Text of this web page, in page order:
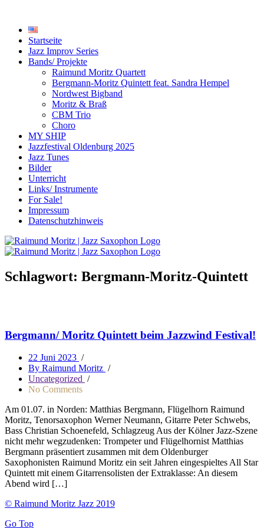
Startseite
Jazz Improv Series
Bands/ Projekte
Raimund Moritz Quartett
Bergmann-Moritz Quintett feat. Sandra Hempel
Nordwest Bigband
Moritz & Braß
CBM Trio
Choro
MY SHIP
Jazzfestival Oldenburg 2025
Jazz Tunes
Bilder
Unterricht
Links/ Instrumente
For Sale!
Impressum
Datenschutzhinweis
Schlagwort: Bergmann-Moritz-Quintett
Bergmann/ Moritz Quintett beim Jazzwind Festival!
22 Juni 2023 /
By Raimund Moritz /
Uncategorized /
No Comments
Am 01.07. in Norden: Matthias Bergmann, Flügelhorn Raimund
Moritz, Tenorsaxophon Werner Neumann, Gitarre Peter Schwebs,
Bass Christian Schoenefeld, Schlagzeug Aus der Kölner Jazz-Szene
nicht mehr wegzudenken: Trompeter und Flügelhornist Matthias
Bergmann präsentiert zusammen mit dem Oldenburger
Saxophonisten Raimund Moritz ein seit Jahren eingespieltes All Star
Quintett mit einem Gitarrensolisten der Extraklasse: An diesem
Abend wird […]
© Raimund Moritz Jazz 2019
Go Top